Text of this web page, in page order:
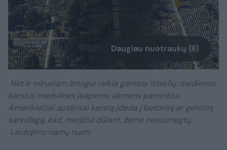
Daugiau nuotraukų (8)
Net ir mirusiam žmogui reikia gamtos išteklių: medienos
karstui, medvilnės įkapėms, akmens paminklui.
Amerikiečiai apskritai karstą įdeda į betoninį ar geležinį
sarkofagą, kad, medžiui dūlant, žemė nesuzmegtų.
Laidojimo namų nuotr.